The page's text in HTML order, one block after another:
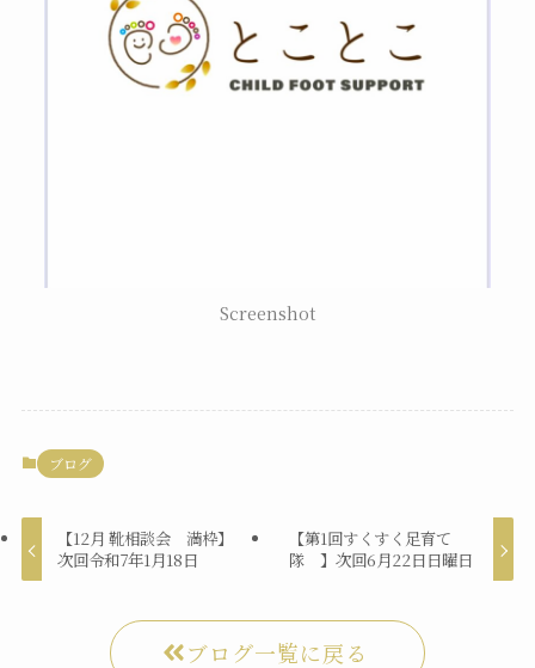
Screenshot
ブログ
【12月 靴相談会 満枠】
次回令和7年1月18日
【第1回すくすく足育て
隊 】次回6月22日日曜日
ブログ一覧に戻る